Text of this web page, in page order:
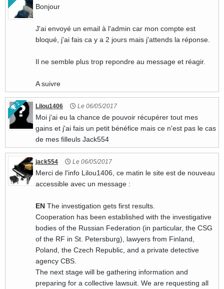
Bonjour
J'ai envoyé un email à l'admin car mon compte est
bloqué, j'ai fais ca y a 2 jours mais j'attends la réponse.
Il ne semble plus trop repondre au message et réagir.
A suivre
2 Lilou1406 Le 06/05/2017
Moi j'ai eu la chance de pouvoir récupérer tout mes
gains et j'ai fais un petit bénéfice mais ce n'est pas le cas
de mes filleuls Jack554
jack554 Le 06/05/2017
Merci de l'info Lilou1406, ce matin le site est de nouveau
accessible avec un message :
EN The investigation gets first results.
Cooperation has been established with the investigative
bodies of the Russian Federation (in particular, the CSG
of the RF in St. Petersburg), lawyers from Finland,
Poland, the Czech Republic, and a private detective
agency CBS.
The next stage will be gathering information and
preparing for a collective lawsuit. We are requesting all